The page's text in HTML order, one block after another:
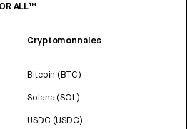
ALL™
Cryptomonnaies
Bitcoin (BTC)
Solana (SOL)
USDC (USDC)